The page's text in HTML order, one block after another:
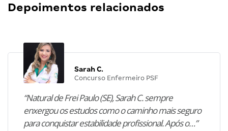
Depoimentos relacionados
Sarah C.
Concurso Enfermeiro PSF
“Natural de Frei Paulo (SE), Sarah C. sempre
enxergou os estudos como o caminho mais seguro
para conquistar estabilidade profissional. Após o…”